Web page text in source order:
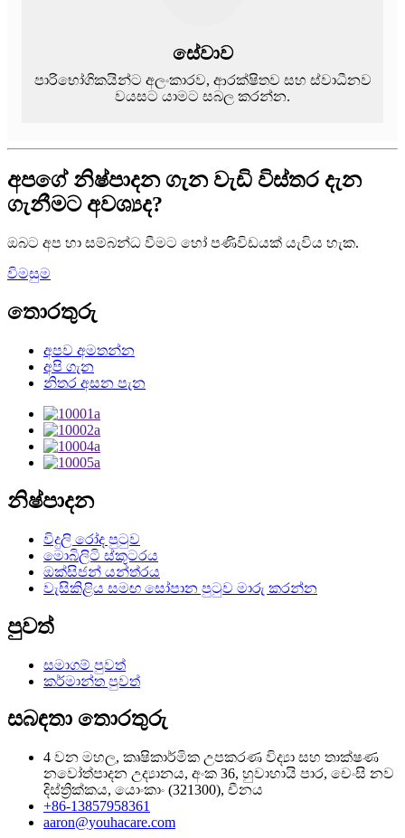
සේවාව
පාරිභෝගිකයින්ට අලංකාරව, ආරක්ෂිතව සහ ස්වාධීනව
වයසට යාමට සබල කරන්න.
අපගේ නිෂ්පාදන ගැන වැඩි විස්තර දැන
ගැනීමට අවශ්‍යද?
ඔබට අප හා සම්බන්ධ වීමට හෝ පණිවිඩයක් යැවිය හැක.
විමසුම
තොරතුරු
අපව අමතන්න
අපි ගැන
නිතර අසන පැන
නිෂ්පාදන
විදුලි රෝද පුටුව
මොබිලිටි ස්කූටරය
ඔක්සිජන් යන්ත්රය
වැසිකිළිය සමඟ සෝපාන පුටුව මාරු කරන්න
පුවත්
සමාගම් පුවත්
කර්මාන්ත පුවත්
සබඳතා තොරතුරු
4 වන මහල, කෘෂිකාර්මික උපකරණ විද්‍යා සහ තාක්ෂණ
නවෝත්පාදන උද්‍යානය, අංක 36, හුවාහායි පාර, චෙංසි නව
දිස්ත්‍රික්කය, යොංකාං (321300), චීනය
+86-13857958361
aaron@youhacare.com